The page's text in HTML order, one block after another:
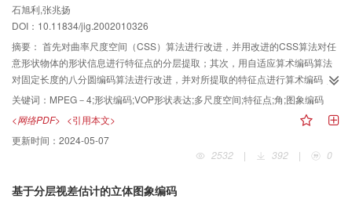
石旭利,张兆扬
DOI：10.11834/jig.2002010326
摘要： 首先对曲率尺度空间（CSS）算法进行改进，并用改进的CSS算法对任
意形状物体的形状信息进行特征点的分层提取；其次，用自适应算术编码算法
对固定长度的八分圆编码算法进行改进，并对所提取的特征点进行算术编码，
实验结果表明，这种新的基于特征点提取的形状编码方法比MPEG-4校验模型中
基于上下文的算术形状编码算法，在Dn相同的条件下，主观质量更好，且压缩
比更高。
关键词： MPEG－4;形状编码;VOP形状表达;多尺度空间;特征点;角;图象编码
<网络PDF> <引用本文>
更新时间： 2024-05-07
2532
| 392 | 0
基于分层视差估计的立体图象编码